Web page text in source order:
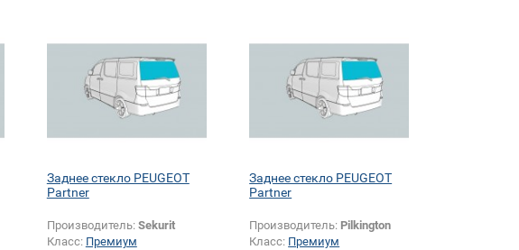
Заднее стекло PEUGEOT
Partner
Производитель: Sekurit
Класс: Премиум
Заднее стекло PEUGEOT
Partner
Производитель: Pilkington
Класс: Премиум